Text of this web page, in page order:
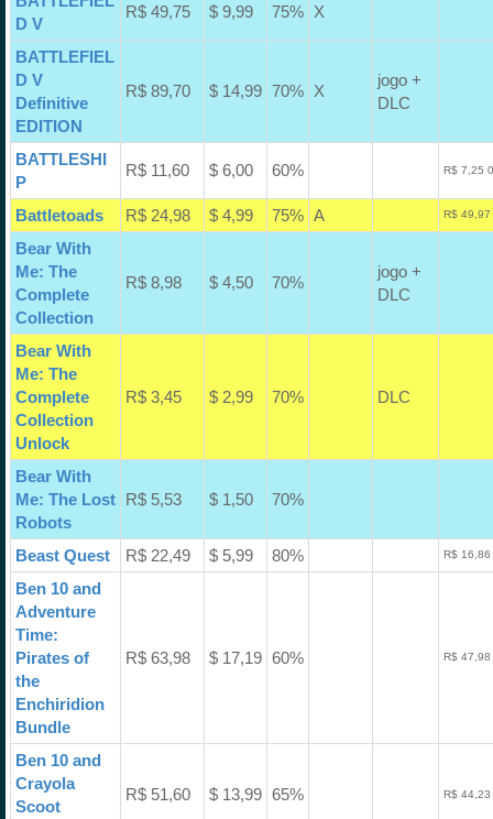
D V
R$ 49,75 $ 9,99 75% X
BATTLEFIEL
D V
Definitive
EDITION
R$ 89,70 $ 14,99 70% X
jogo +
DLC
BATTLESHI
P
R$ 11,60 $ 6,00 60% R$ 7,25
Battletoads R$ 24,98 $ 4,99 75% A R$
Bear With
Me: The
Complete
Collection
R$ 8,98 $ 4,50 70%
jogo +
DLC
Bear With
Me: The
Complete
Collection
Unlock
R$ 3,45 $ 2,99 70% DLC
Bear With
Me: The Lost
Robots
R$ 5,53 $ 1,50 70%
Beast Quest R$ 22,49 $ 5,99 80% R$
Ben 10 and
Adventure
Time:
Pirates of
the
Enchiridion
Bundle
R$ 63,98 $ 17,19 60% R$
Ben 10 and
Crayola
Scoot
R$ 51,60 $ 13,99 65% R$